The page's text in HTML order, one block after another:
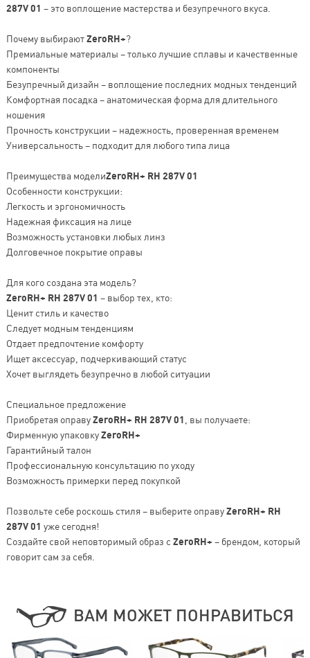
287V 01 – это воплощение мастерства и безупречного вкуса.
Почему выбираютZeroRH+?
Премиальные материалы – только лучшие сплавы и качественные
компоненты
Безупречный дизайн – воплощение последних модных тенденций
Комфортная посадка – анатомическая форма для длительного
ношения
Прочность конструкции – надежность, проверенная временем
Универсальность – подходит для любого типа лица
Преимущества моделиZeroRH+ RH 287V 01
Особенности конструкции:
Легкость и эргономичность
Надежная фиксация на лице
Возможность установки любых линз
Долговечное покрытие оправы
Для кого создана эта модель?
ZeroRH+ RH 287V 01 – выбор тех, кто:
Ценит стиль и качество
Следует модным тенденциям
Отдает предпочтение комфорту
Ищет аксессуар, подчеркивающий статус
Хочет выглядеть безупречно в любой ситуации
Специальное предложение
Приобретая оправуZeroRH+ RH 287V 01 , вы получаете:
Фирменную упаковкуZeroRH+
Гарантийный талон
Профессиональную консультацию по уходу
Возможность примерки перед покупкой
Позвольте себе роскошь стиля – выберите оправуZeroRH+ RH
287V 01 уже сегодня!
Создайте свой неповторимый образ с ZeroRH+ – брендом, который
говорит сам за себя.
ВАМ МОЖЕТ ПОНРАВИТЬСЯ